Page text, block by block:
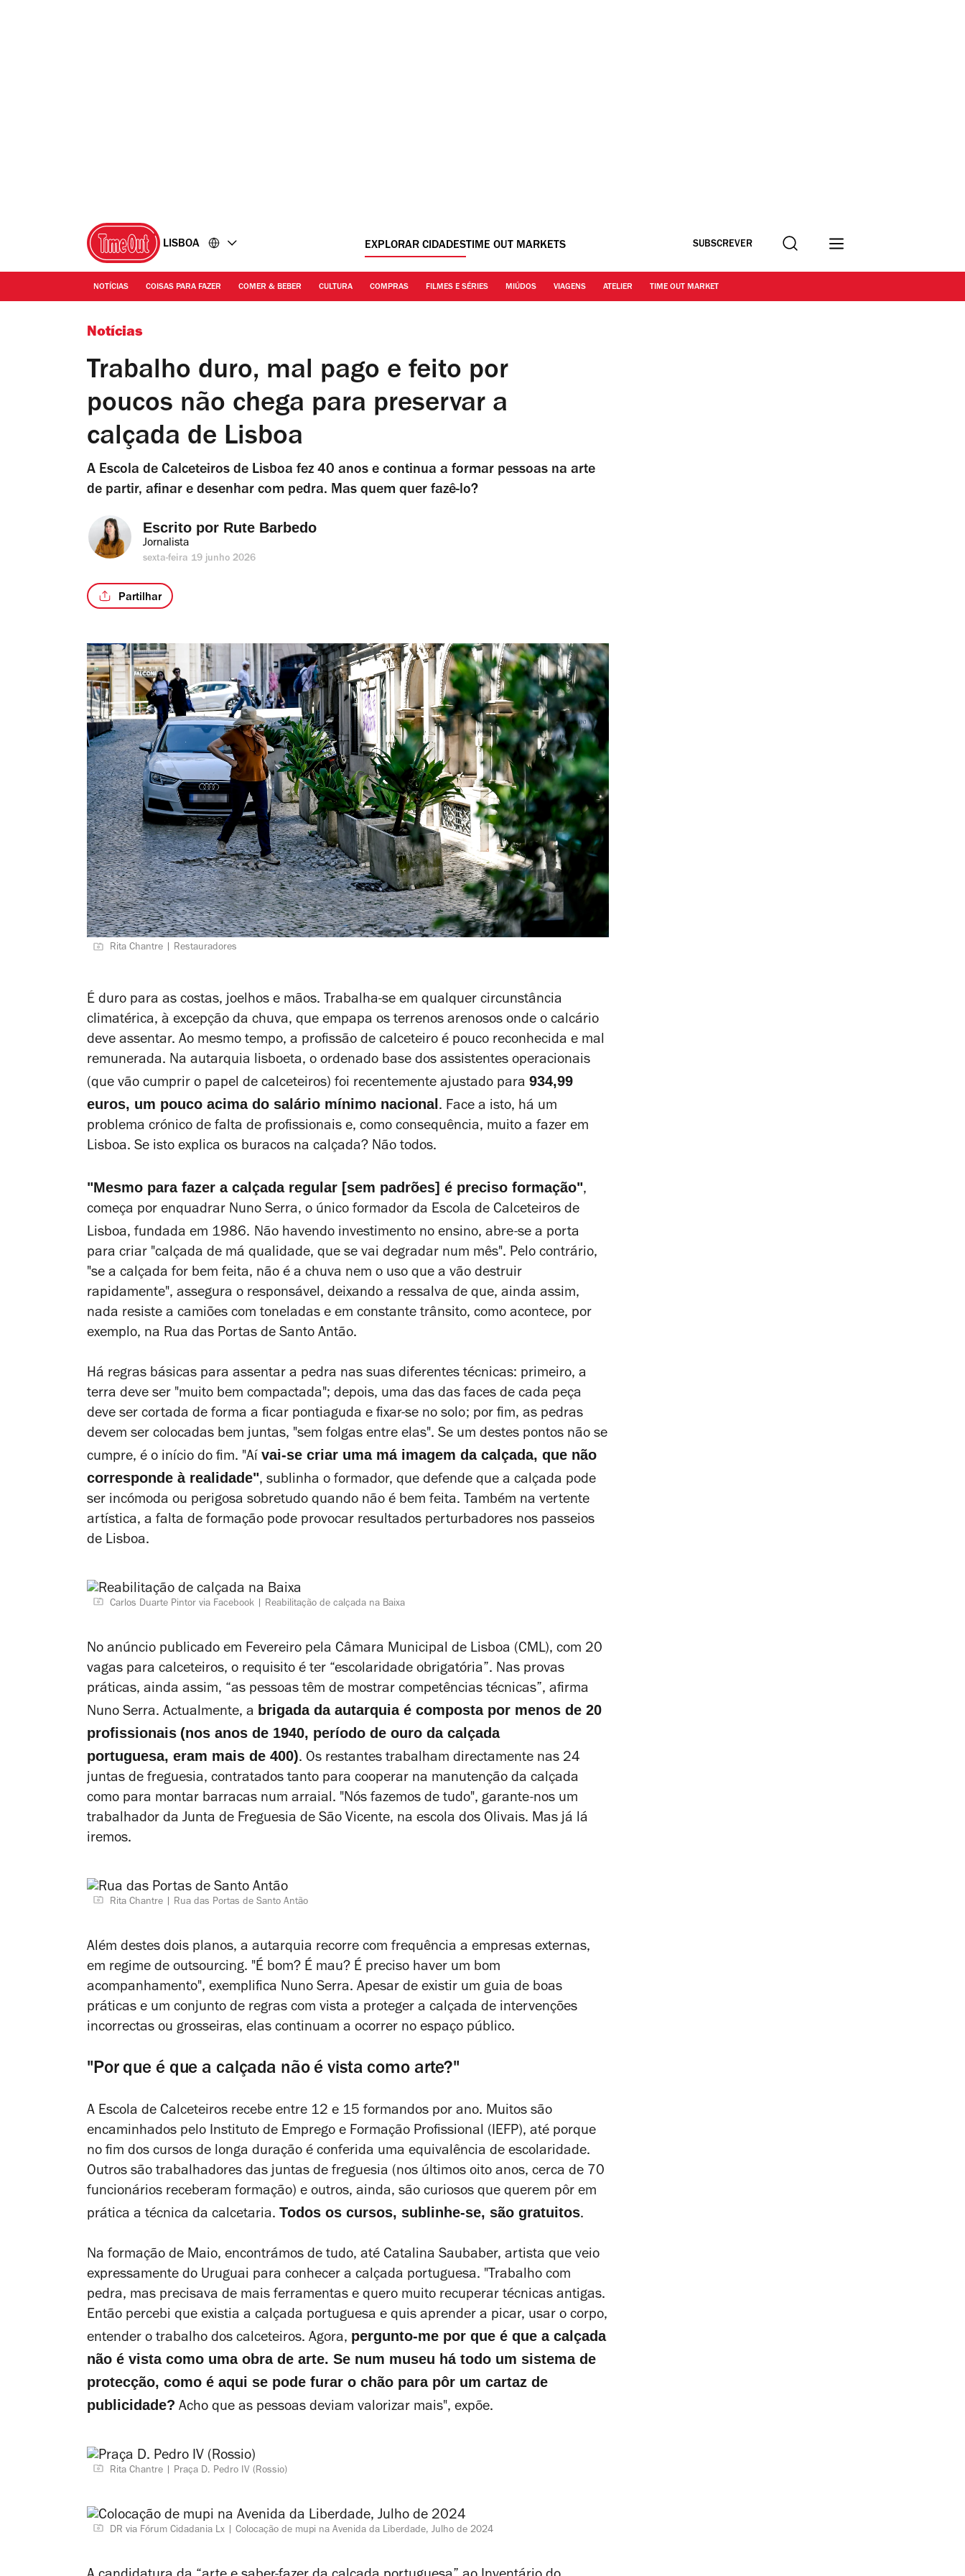
LISBOA EXPLORAR CIDADESTIME OUT MARKETS SUBSCREVER Procurar
NOTÍCIAS COISAS PARA FAZER COMER & BEBER CULTURA COMPRAS FILMES E SÉRIES MIÚDOS VIAGENS ATELIER TIME OUT MARKET
Notícias
Trabalho duro, mal pago e feito por
poucos não chega para preservar a
calçada de Lisboa
A Escola de Calceteiros de Lisboa fez 40 anos e continua a formar pessoas na arte
de partir, afinar e desenhar com pedra. Mas quem quer fazê-lo?
Escrito por Rute Barbedo
Jornalista
sexta-feira 19 junho 2026
Partilhar
Rita Chantre | Restauradores
É duro para as costas, joelhos e mãos. Trabalha-se em qualquer circunstância
climatérica, à excepção da chuva, que empapa os terrenos arenosos onde o calcário
deve assentar. Ao mesmo tempo, a profissão de calceteiro é pouco reconhecida e mal
remunerada. Na autarquia lisboeta, o ordenado base dos assistentes operacionais
(que vão cumprir o papel de calceteiros) foi recentemente ajustado para 934,99
euros, um pouco acima do salário mínimo nacional . Face a isto, há um
problema crónico de falta de profissionais e, como consequência, muito a fazer em
Lisboa. Se isto explica os buracos na calçada? Não todos.
"Mesmo para fazer a calçada regular [sem padrões] é preciso formação",
começa por enquadrar Nuno Serra, o único formador da Escola de Calceteiros de
Lisboa, fundada em 1986. Não havendo investimento no ensino, abre-se a porta
para criar "calçada de má qualidade, que se vai degradar num mês". Pelo contrário,
"se a calçada for bem feita, não é a chuva nem o uso que a vão destruir
rapidamente", assegura o responsável, deixando a ressalva de que, ainda assim,
nada resiste a camiões com toneladas e em constante trânsito, como acontece, por
exemplo, na Rua das Portas de Santo Antão.
Há regras básicas para assentar a pedra nas suas diferentes técnicas: primeiro, a
terra deve ser "muito bem compactada"; depois, uma das das faces de cada peça
deve ser cortada de forma a ficar pontiaguda e fixar-se no solo; por fim, as pedras
devem ser colocadas bem juntas, "sem folgas entre elas". Se um destes pontos não se
cumpre, é o início do fim. "Aí vai-se criar uma má imagem da calçada, que não
corresponde à realidade", sublinha o formador, que defende que a calçada pode
ser incómoda ou perigosa sobretudo quando não é bem feita. Também na vertente
artística, a falta de formação pode provocar resultados perturbadores nos passeios
de Lisboa.
Carlos Duarte Pintor via Facebook Reabilitação de calçada na Baixa
No anúncio publicado em Fevereiro pela Câmara Municipal de Lisboa (CML), com 20
vagas para calceteiros, o requisito é ter “escolaridade obrigatória”. Nas provas
práticas, ainda assim, “as pessoas têm de mostrar competências técnicas”, afirma
Nuno Serra. Actualmente, a brigada da autarquia é composta por menos de 20
profissionais (nos anos de 1940, período de ouro da calçada
portuguesa, eram mais de 400). Os restantes trabalham directamente nas 24
juntas de freguesia, contratados tanto para cooperar na manutenção da calçada
como para montar barracas num arraial. "Nós fazemos de tudo", garante-nos um
trabalhador da Junta de Freguesia de São Vicente, na escola dos Olivais. Mas já lá
iremos.
Rita Chantre Rua das Portas de Santo Antão
Além destes dois planos, a autarquia recorre com frequência a empresas externas,
em regime de outsourcing. "É bom? É mau? É preciso haver um bom
acompanhamento", exemplifica Nuno Serra. Apesar de existir um guia de boas
práticas e um conjunto de regras com vista a proteger a calçada de intervenções
incorrectas ou grosseiras, elas continuam a ocorrer no espaço público.
"Por que é que a calçada não é vista como arte?"
A Escola de Calceteiros recebe entre 12 e 15 formandos por ano. Muitos são
encaminhados pelo Instituto de Emprego e Formação Profissional (IEFP), até porque
no fim dos cursos de longa duração é conferida uma equivalência de escolaridade.
Outros são trabalhadores das juntas de freguesia (nos últimos oito anos, cerca de 70
funcionários receberam formação) e outros, ainda, são curiosos que querem pôr em
prática a técnica da calcetaria. Todos os cursos, sublinhe-se, são gratuitos.
Na formação de Maio, encontrámos de tudo, até Catalina Saubaber, artista que veio
expressamente do Uruguai para conhecer a calçada portuguesa. "T rabalho com
pedra, mas precisava de mais ferramentas e quero muito recuperar técnicas antigas.
Então percebi que existia a calçada portuguesa e quis aprender a picar, usar o corpo,
entender o trabalho dos calceteiros. Agora, pergunto-me por que é que a calçada
não é vista como uma obra de arte. Se num museu há todo um sistema de
protecção, como é aqui se pode furar o chão para pôr um cartaz de
publicidade? Acho que as pessoas deviam valorizar mais", expõe.
Rita Chantre Praça D. Pedro IV (Rossio)
DR via Fórum Cidadania Lx Colocação de mupi na Avenida da Liberdade, Julho de 2024